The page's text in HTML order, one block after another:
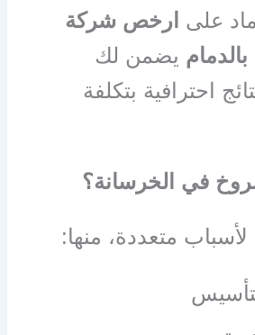
على ارخص شركة
يضمن لك
احترافية بتكلفة
في الخرسانة؟
متعددة، منها: